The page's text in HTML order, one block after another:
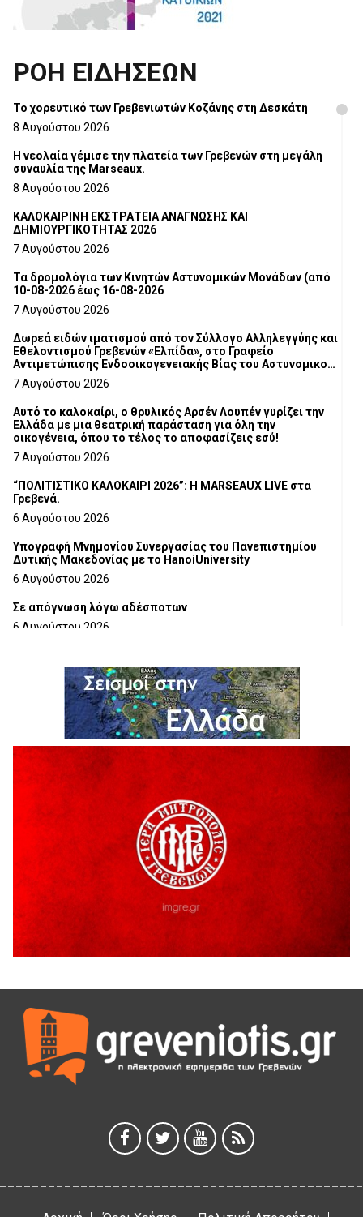
ΡΟΗ ΕΙΔΗΣΕΩΝ
Το χορευτικό των Γρεβενιωτών Κοζάνης στη Δεσκάτη
8 Αυγούστου 2026
Η νεολαία γέμισε την πλατεία των Γρεβενών στη μεγάλη
συναυλία της Marseaux.
8 Αυγούστου 2026
ΚΑΛΟΚΑΙΡΙΝΗ ΕΚΣΤΡΑΤΕΙΑ ΑΝΑΓΝΩΣΗΣ ΚΑΙ
ΔΗΜΙΟΥΡΓΙΚΟΤΗΤΑΣ 2026
7 Αυγούστου 2026
Τα δρομολόγια των Κινητών Αστυνομικών Μονάδων (από
10-08-2026 έως 16-08-2026
7 Αυγούστου 2026
Δωρεά ειδών ιματισμού από τον Σύλλογο Αλληλεγγύης και
Εθελοντισμού Γρεβενών «Ελπίδα», στο Γραφείο
Αντιμετώπισης Ενδοοικογενειακής Βίας του Αστυνομικού
Τμήματος Γρεβενών
7 Αυγούστου 2026
Αυτό το καλοκαίρι, ο θρυλικός Αρσέν Λουπέν γυρίζει την
Ελλάδα με μια θεατρική παράσταση για όλη την
οικογένεια, όπου το τέλος το αποφασίζεις εσύ!
7 Αυγούστου 2026
“ΠΟΛΙΤΙΣΤΙΚΟ ΚΑΛΟΚΑΙΡΙ 2026”: Η MARSEAUX LIVE στα
Γρεβενά.
6 Αυγούστου 2026
Υπογραφή Μνημονίου Συνεργασίας του Πανεπιστημίου
Δυτικής Μακεδονίας με το HanoiUniversity
6 Αυγούστου 2026
Σε απόγνωση λόγω αδέσποτων
6 Αυγούστου 2026
6 Αυγούστου 2026
Ολοκληρώνεται η ασφαλτόστρωση της οδού Περιβόλι –
6 Αυγούστου 2026
H παραδοχή λαθών είναι (και) δύναμη
5 Αυγούστου 2026
Ο ΑΝΔΡΕΑΣ ΑΣΛΑΝΙΔΗΣ ΣΥΝΕΧΙΖΕΙ ΣΤΟΝ ΠΡΩΤΕΑ
ΓΡΕΒΕΝΩΝ
5 Αυγούστου 2026
Ευχαριστήριο Εκπολιτιστικού Συλλόγου Ταξιάρχη προς κ.
Παρασχάκη Αθανάσιο
5 Αυγούστου 2026
Διακοπή υδροδότησης του Α΄ κλάδου ύδρευσης
5 Αυγούστου 2026
Θερινό Σινεμά στο πλαίσιο του «Πολιτιστικού
Καλοκαιριού 2026» με την βραβευμένη ταινία «Μικρές
Ανάσες».
5 Αυγούστου 2026
5 Αυγούστου 2026